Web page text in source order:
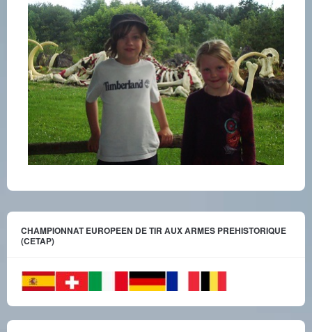
CHAMPIONNAT EUROPEEN DE TIR AUX ARMES PREHISTORIQUE
(CETAP)